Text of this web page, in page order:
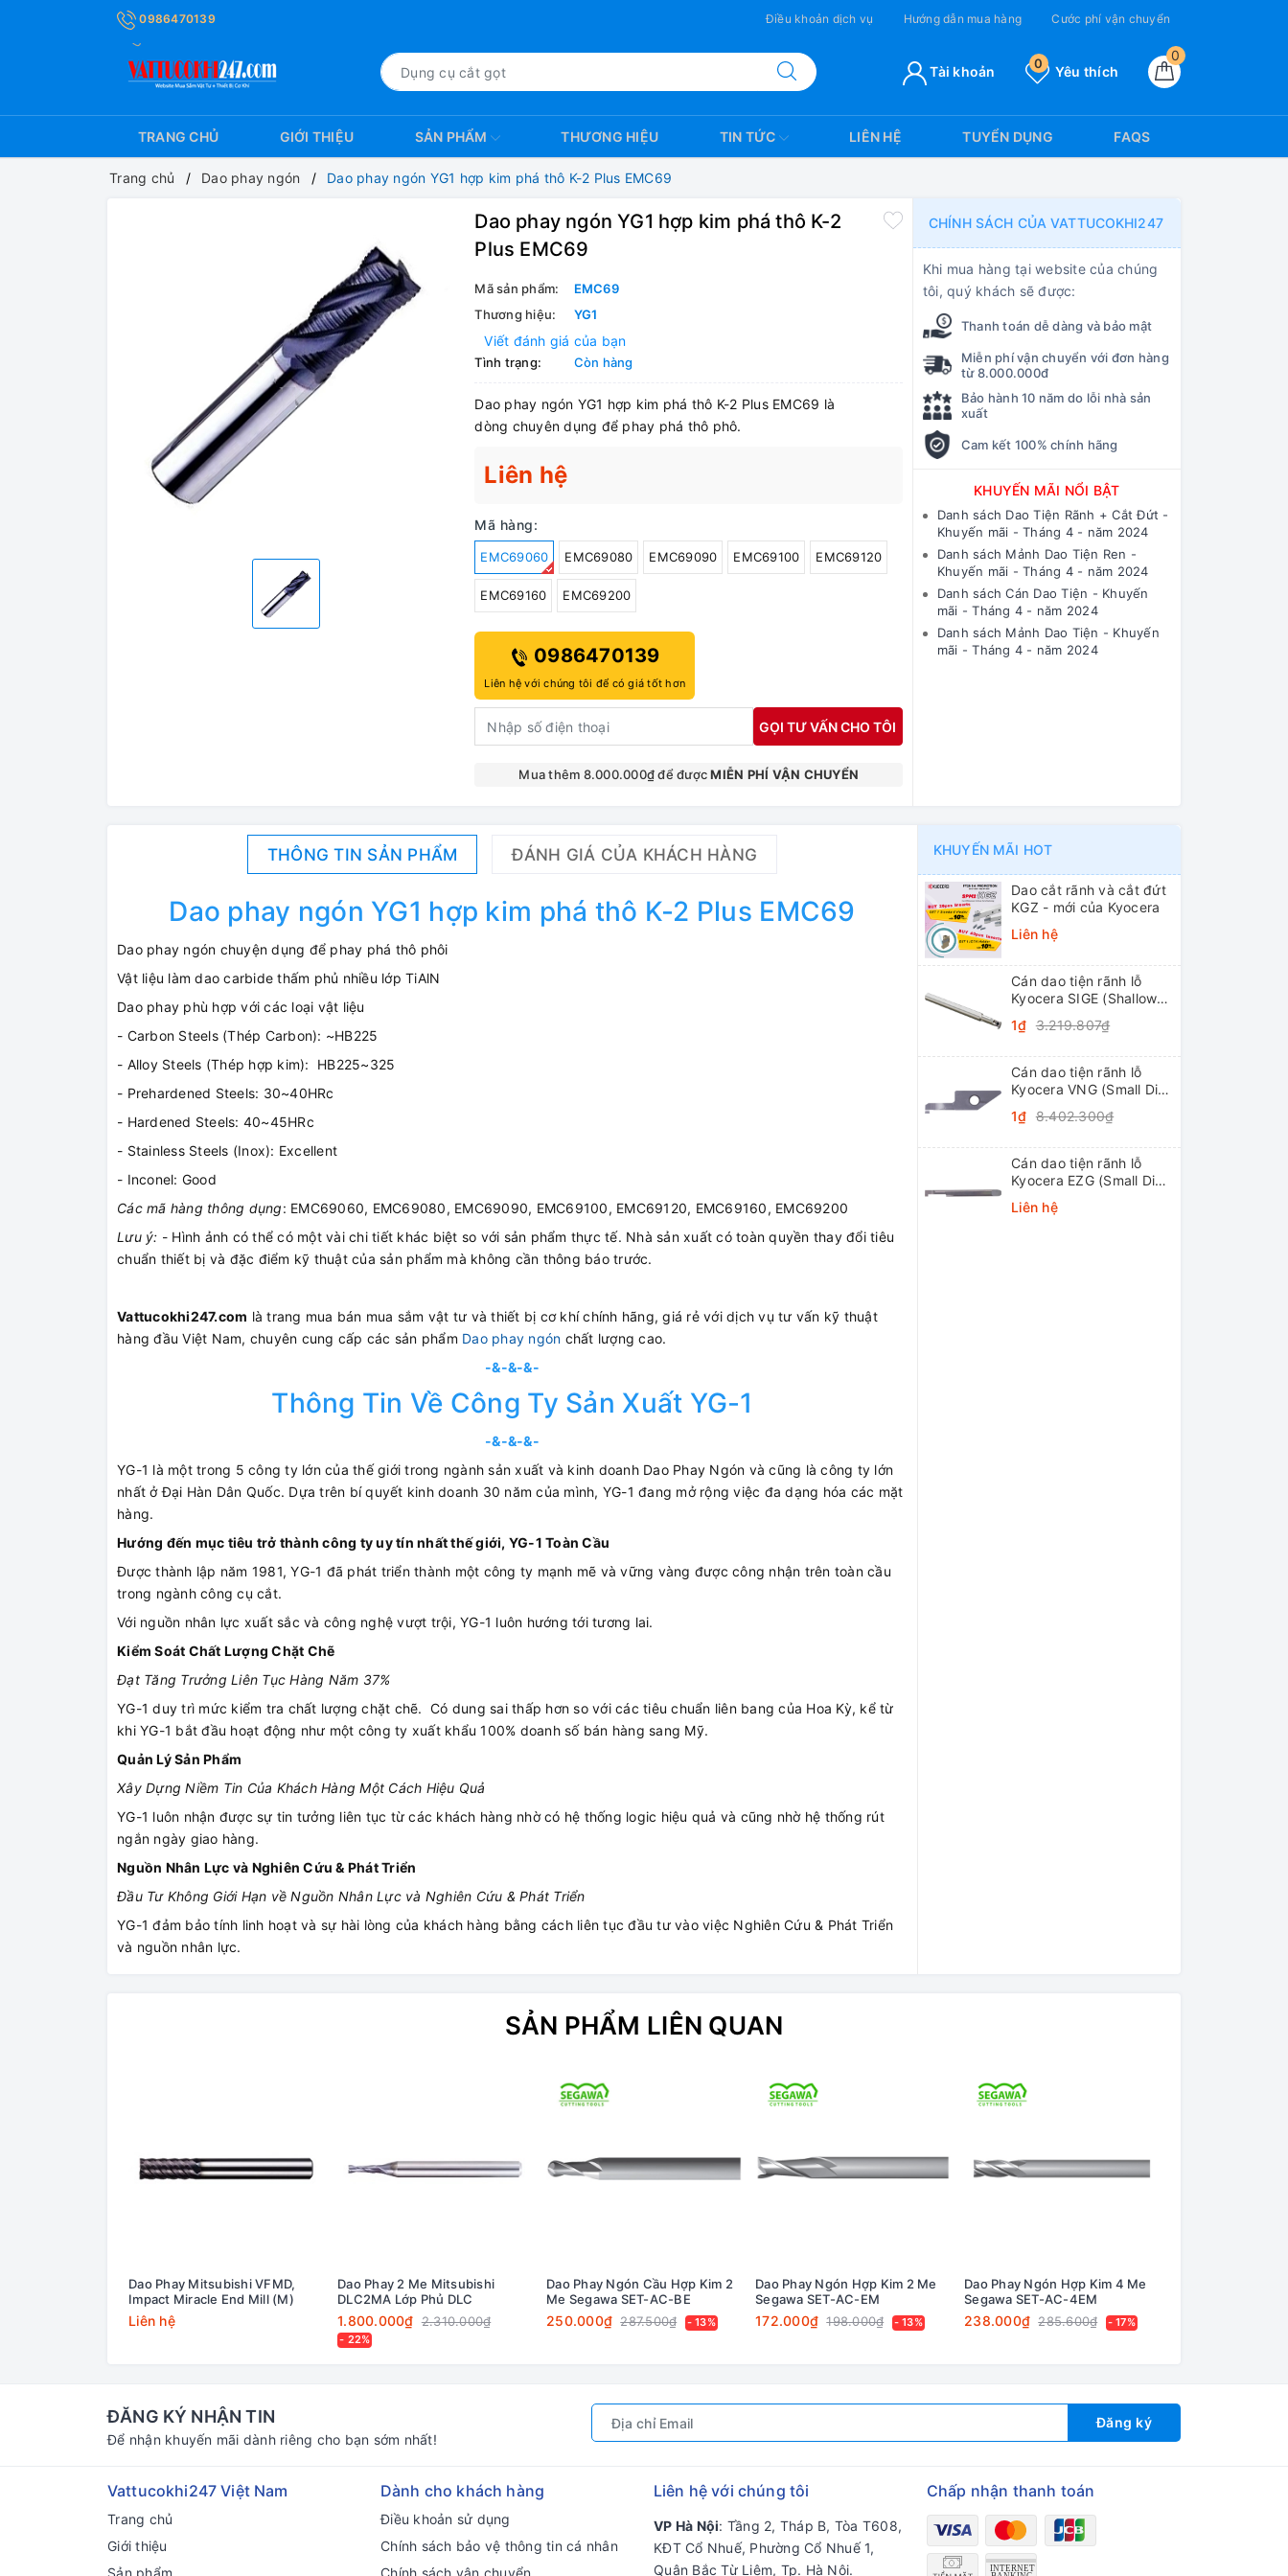
0986470139 Điều khoản dịch vụ Hướng dẫn mua hàng Cước phí vận chuyển
0
Yêu thích
0
Tài khoản
TRANG CHỦ GIỚI THIỆU SẢN PHẨM THƯƠNG HIỆU TIN TỨC LIÊN HỆ TUYỂN DỤNG FAQS
Trang chủ Dao phay ngón Dao phay ngón YG1 hợp kim phá thô K-2 Plus EMC69
Dao phay ngón YG1 hợp kim phá thô K-2
Plus EMC69
Mã sản phẩm:
EMC69
Thương hiệu:
YG1
Viết đánh giá của bạn
Tình trạng: Còn hàng
Dao phay ngón YG1 hợp kim phá thô K-2 Plus EMC69 là
dòng chuyên dụng để phay phá thô phô.
Liên hệ
Mã hàng:
EMC69060 EMC69080 EMC69090 EMC69100 EMC69120
EMC69160 EMC69200
0986470139
Liên hệ với chúng tôi để có giá tốt hơn
GỌI TƯ VẤN CHO TÔI
Mua thêm 8.000.000₫ để đượcMIỄN PHÍ VẬN CHUYỂN
CHÍNH SÁCH CỦA VATTUCOKHI247
Khi mua hàng tại website của chúng
tôi, quý khách sẽ được:
Thanh toán dễ dàng và bảo mật
Miễn phí vận chuyển với đơn hàng
từ 8.000.000đ
Bảo hành 10 năm do lỗi nhà sản
xuất
Cam kết 100% chính hãng
KHUYẾN MÃI NỔI BẬT
Danh sách Dao Tiện Rãnh + Cắt Đứt -
Khuyến mãi - Tháng 4 - năm 2024
Danh sách Mảnh Dao Tiện Ren -
Khuyến mãi - Tháng 4 - năm 2024
Danh sách Cán Dao Tiện - Khuyến
mãi - Tháng 4 - năm 2024
Danh sách Mảnh Dao Tiện - Khuyến
mãi - Tháng 4 - năm 2024
THÔNG TIN SẢN PHẨM ĐÁNH GIÁ CỦA KHÁCH HÀNG
Dao phay ngón YG1 hợp kim phá thô K-2 Plus EMC69
Dao phay ngón chuyện dụng để phay phá thô phôi
Vật liệu làm dao carbide thấm phủ nhiều lớp TiAlN
Dao phay phù hợp với các loại vật liệu
- Carbon Steels (Thép Carbon): ~HB225
- Alloy Steels (Thép hợp kim): HB225~325
- Prehardened Steels: 30~40HRc
- Hardened Steels: 40~45HRc
- Stainless Steels (Inox): Excellent
- Inconel: Good
Các mã hàng thông dụng: EMC69060, EMC69080, EMC69090, EMC69100, EMC69120, EMC69160, EMC69200
Lưu ý: - Hình ảnh có thể có một vài chi tiết khác biệt so với sản phẩm thực tế. Nhà sản xuất có toàn quyền thay đổi tiêu
chuẩn thiết bị và đặc điểm kỹ thuật của sản phẩm mà không cần thông báo trước.
Vattucokhi247.com là trang mua bán mua sắm vật tư và thiết bị cơ khí chính hãng, giá rẻ với dịch vụ tư vấn kỹ thuật
hàng đầu Việt Nam, chuyên cung cấp các sản phẩm Dao phay ngón chất lượng cao.
-&-&-&-
Thông Tin Về Công Ty Sản Xuất YG-1
-&-&-&-
YG-1 là một trong 5 công ty lớn của thế giới trong ngành sản xuất và kinh doanh Dao Phay Ngón và cũng là công ty lớn
nhất ở Đại Hàn Dân Quốc. Dựa trên bí quyết kinh doanh 30 năm của mình, YG-1 đang mở rộng việc đa dạng hóa các mặt
hàng.
Hướng đến mục tiêu trở thành công ty uy tín nhất thế giới, YG-1 Toàn Cầu
Được thành lập năm 1981, YG-1 đã phát triển thành một công ty mạnh mẽ và vững vàng được công nhận trên toàn cầu
trong ngành công cụ cắt.
Với nguồn nhân lực xuất sắc và công nghệ vượt trội, YG-1 luôn hướng tới tương lai.
Kiểm Soát Chất Lượng Chặt Chẽ
Đạt Tăng Trưởng Liên Tục Hàng Năm 37%
YG-1 duy trì mức kiểm tra chất lượng chặt chẽ. Có dung sai thấp hơn so với các tiêu chuẩn liên bang của Hoa Kỳ, kể từ
khi YG-1 bắt đầu hoạt động như một công ty xuất khẩu 100% doanh số bán hàng sang Mỹ.
Quản Lý Sản Phẩm
Xây Dựng Niềm Tin Của Khách Hàng Một Cách Hiệu Quả
YG-1 luôn nhận được sự tin tưởng liên tục từ các khách hàng nhờ có hệ thống logic hiệu quả và cũng nhờ hệ thống rút
ngắn ngày giao hàng.
Nguồn Nhân Lực và Nghiên Cứu & Phát Triển
Đầu Tư Không Giới Hạn về Nguồn Nhân Lực và Nghiên Cứu & Phát Triển
YG-1 đảm bảo tính linh hoạt và sự hài lòng của khách hàng bằng cách liên tục đầu tư vào việc Nghiên Cứu & Phát Triển
và nguồn nhân lực.
KHUYẾN MÃI HOT
Dao cắt rãnh và cắt đứt
KGZ - mới của Kyocera
Liên hệ
Cán dao tiện rãnh lỗ
Kyocera SIGE (Shallow
1₫ 3.219.807₫
Cán dao tiện rãnh lỗ
Kyocera VNG (Small Dia.
System Tip-Bars)
1₫ 8.402.300₫
Cán dao tiện rãnh lỗ
Kyocera EZG (Small Dia.
Bars)
Liên hệ
SẢN PHẨM LIÊN QUAN
Dao Phay Mitsubishi VFMD,
Impact Miracle End Mill (M)
Liên hệ
Dao Phay 2 Me Mitsubishi
DLC2MA Lớp Phủ DLC
1.800.000₫ 2.310.000₫
- 22%
Dao Phay Ngón Cầu Hợp Kim 2
Me Segawa SET-AC-BE
250.000₫ 287.500₫ - 13%
Dao Phay Ngón Hợp Kim 2 Me
Segawa SET-AC-EM
172.000₫ 198.000₫ - 13%
Dao Phay Ngón Hợp Kim 4 Me
Segawa SET-AC-4EM
238.000₫ 285.600₫ - 17%
ĐĂNG KÝ NHẬN TIN
Để nhận khuyến mãi dành riêng cho bạn sớm nhất!
Đăng ký
Vattucokhi247 Việt Nam
Trang chủ
Giới thiệu
Dành cho khách hàng
Điều khoản sử dụng
Chính sách bảo vệ thông tin cá nhân
Liên hệ với chúng tôi
VP Hà Nội: Tầng 2, Tháp B, Tòa T608,
KĐT Cổ Nhuế, Phường Cổ Nhuế 1,
Quận Bắc Từ Liêm, Tp. Hà Nội.
Chấp nhận thanh toán